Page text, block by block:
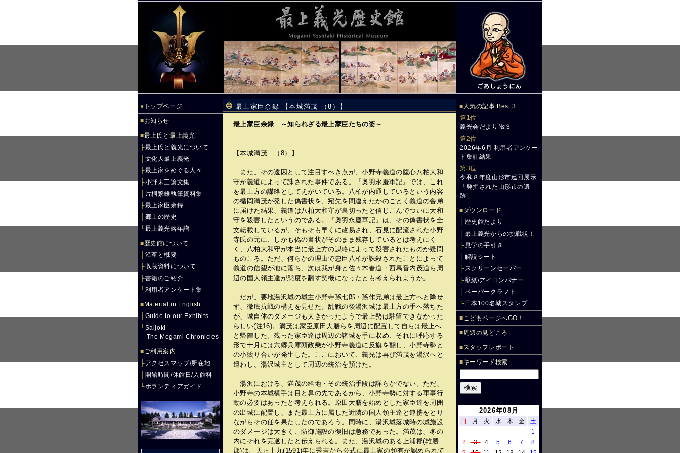
● トップページ
■お知らせ
■最上氏と最上義光
├最上氏と義光について
├文化人最上義光
├最上家をめぐる人々
├小野末三論文集
├ 片桐繁雄執筆資料集
├最上家臣余録
├郷土の歴史
└最上義光略年譜
■歴史館について
├沿革と概要
├収蔵資料について
├書籍のご紹介
└利用者アンケート集
■ Material in English
├Guide to our Exhibits
└Saijoki -
The Mogami Chronicles -
■ご利用案内
├アクセスマップ/所在地
├開館時間/休館日/入館料
└ボランティアガイド
最上家臣余録 【本城満茂 （8）】
最上家臣余録 ～知られざる最上家臣たちの姿～
【本城満茂 （8）】
また、その遠因として注目すべき点が、小野寺義道の腹心八柏大和
守が義道によって誅された事件である。『奥羽永慶軍記』では、これ
を最上方の謀略としてえがいている。八柏が内通しているという内容
の楯岡満茂が発した偽書状を、宛先を間違えたかのごとく義道の舎弟
に届けた結果、義道は八柏大和守が裏切ったと信じこんでついに大和
守を殺害したというのである。『奥羽永慶軍記』は、その偽書状を全
文転載しているが、そもそも早くに改易され、石見に配流された小野
寺氏の元に、しかも偽の書状がそのまま残存しているとは考えにく
く、八柏大和守が本当に最上方の謀略によって殺害されたものか疑問
ものこる。ただ、何らかの理由で忠臣八柏が誅殺されたことによって
義道の信望が地に落ち、次は我が身と佐々木春道・西馬音内茂道ら周
辺の国人領主達が態度を翻す契機になったとも考えられようか。
だが、要地湯沢城の城主小野寺孫七郎・孫作兄弟は最上方へと降せ
ず、徹底抗戦の構えを見せた。乱戦の後湯沢城は最上方の手へ落ちた
が、城自体のダメージも大きかったようで最上勢は駐留できなかった
らしい(注16)。満茂は家臣原田大膳らを周辺に配置して自らは最上へ
と帰陣した。残った家臣達は周辺の諸城を手に収め、それに呼応する
形で十月には六郷兵庫頭政乗が小野寺義道に反旗を翻し、小野寺勢と
の小競り合いが発生した。ここにおいて、義光は再び満茂を湯沢へと
遣わし、湯沢城主として周辺の統治を預けた。
湯沢における、満茂の給地・その統治手段は詳らかでない。ただ、
小野寺の本城横手は目と鼻の先であるから、小野寺勢に対する軍事行
動の必要はあったと考えられる。原田大膳を始めとした家臣達を周囲
の出城に配置し、また最上方に属した近隣の国人領主達と連携をとり
ながらその任を果たしたのであろう。同時に、湯沢城落城時の城施設
のダメージは大きく、防御施設の復旧は急務であった。満茂は、冬の
内にそれを完遂したと伝えられる。また、湯沢城のある上浦郡(雄勝
郡)は、天正十九(1591)年に秀吉から公式に最上家の領有が認められて
■ 人気の記事 Best 3
第1位
義光会だより№３
第2位
2026年6月 利用者アンケー
ト集計結果
第3位
令和８年度山形市巡回展示
「発掘された山形市の遺
跡」
■ダウンロード
├歴史館だより
├最上義光からの挑戦状！
├ 見学の手引き
├解説シート
├スクリーンセーバー
├壁紙/アイコンバナー
├ペーパークラフト
└ 日本100名城スタンプ
■こどもページへGO！
■周辺の見どころ
■スタッフレポート
■キーワード検索
2026年08月
日 月 火 水 木 金
土
1
2
3 4 5 6 7
8